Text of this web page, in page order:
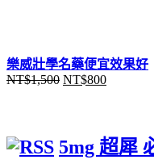
樂威壯學名藥便宜效果好
NT$1,500 原
格：
NT$1,500。
NT$800目
格：
NT$800
5mg 超犀